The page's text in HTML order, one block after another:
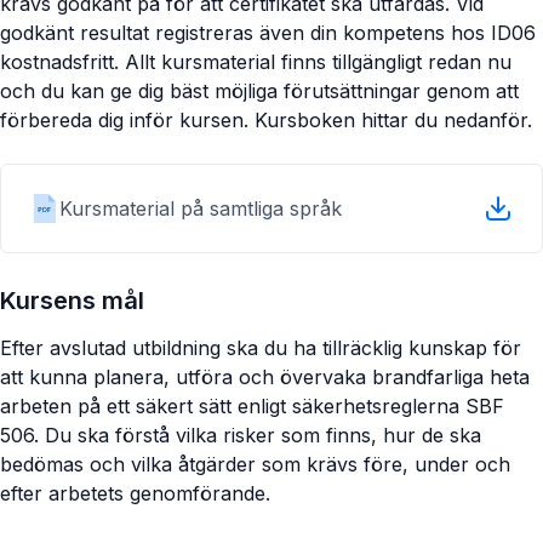
godkänt resultat registreras även din kompetens hos ID06
kostnadsfritt. Allt kursmaterial finns tillgängligt redan nu
och du kan ge dig bäst möjliga förutsättningar genom att
förbereda dig inför kursen. Kursboken hittar du nedanför.
Kursmaterial på samtliga språk
Kursens mål
Efter avslutad utbildning ska du ha tillräcklig kunskap för
att kunna planera, utföra och övervaka brandfarliga heta
arbeten på ett säkert sätt enligt säkerhetsreglerna SBF
506. Du ska förstå vilka risker som finns, hur de ska
bedömas och vilka åtgärder som krävs före, under och
efter arbetets genomförande.